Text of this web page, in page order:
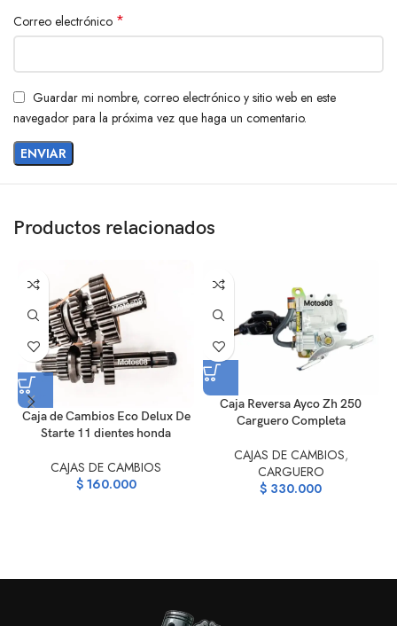
Correo electrónico *
Guardar mi nombre, correo electrónico y sitio web en este
navegador para la próxima vez que haga un comentario.
Productos relacionados
Caja de Cambios Eco Delux De
Starte 11 dientes honda
CAJAS DE CAMBIOS
$160.000
Caja Reversa Ayco Zh 250
Carguero Completa
CAJAS DE CAMBIOS,
CARGUERO
$ 330.000